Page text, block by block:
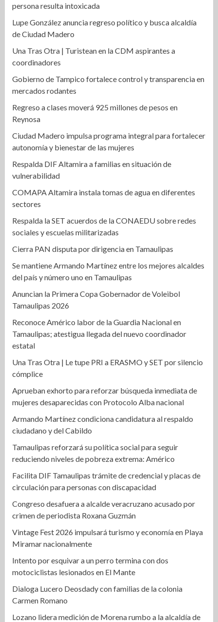
persona resulta intoxicada
Lupe González anuncia regreso político y busca alcaldía
de Ciudad Madero
Una Tras Otra | Turistean en la CDM aspirantes a
coordinadores
Gobierno de Tampico fortalece control y transparencia en
mercados rodantes
Regreso a clases moverá 925 millones de pesos en
Reynosa
Ciudad Madero impulsa programa integral para fortalecer
autonomía y bienestar de las mujeres
Respalda DIF Altamira a familias en situación de
vulnerabilidad
COMAPA Altamira instala tomas de agua en diferentes
sectores
Respalda la SET acuerdos de la CONAEDU sobre redes
sociales y escuelas militarizadas
Cierra PAN disputa por dirigencia en Tamaulipas
Se mantiene Armando Martínez entre los mejores alcaldes
del país y número uno en Tamaulipas
Anuncian la Primera Copa Gobernador de Voleibol
Tamaulipas 2026
Reconoce Américo labor de la Guardia Nacional en
Tamaulipas; atestigua llegada del nuevo coordinador
estatal
Una Tras Otra | Le tupe PRI a ERASMO y SET por silencio
cómplice
Aprueban exhorto para reforzar búsqueda inmediata de
mujeres desaparecidas con Protocolo Alba nacional
Armando Martínez condiciona candidatura al respaldo
ciudadano y del Cabildo
Tamaulipas reforzará su política social para seguir
reduciendo niveles de pobreza extrema: Américo
Facilita DIF Tamaulipas trámite de credencial y placas de
circulación para personas con discapacidad
Congreso desafuera a alcalde veracruzano acusado por
crimen de periodista Roxana Guzmán
Vintage Fest 2026 impulsará turismo y economía en Playa
Miramar nacionalmente
Intento por esquivar a un perro termina con dos
motociclistas lesionados en El Mante
Dialoga Lucero Deosdady con familias de la colonia
Carmen Romano
Lozano lidera medición de Morena rumbo a la alcaldía de